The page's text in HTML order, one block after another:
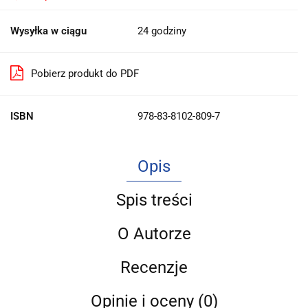
Wysyłka w ciągu 24 godziny
Pobierz produkt do PDF
ISBN 978-83-8102-809-7
Opis
Spis treści
O Autorze
Recenzje
Opinie i oceny (0)